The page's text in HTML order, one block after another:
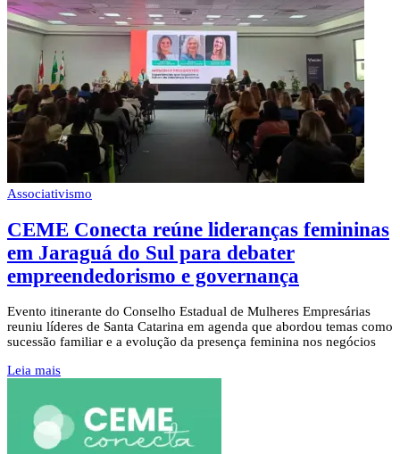
Associativismo
CEME Conecta reúne lideranças femininas
em Jaraguá do Sul para debater
empreendedorismo e governança
Evento itinerante do Conselho Estadual de Mulheres Empresárias
reuniu líderes de Santa Catarina em agenda que abordou temas como
sucessão familiar e a evolução da presença feminina nos negócios
Leia mais